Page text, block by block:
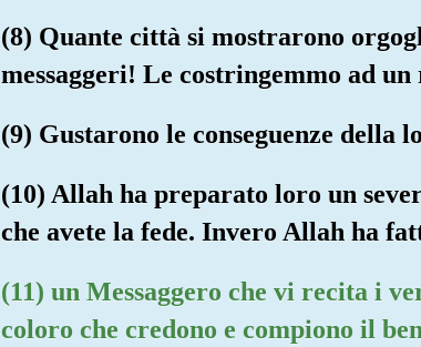
(8) Quante città si mostrarono
messaggeri! Le costringemmo ad
(9) Gustarono le conseguenze della
(10) Allah ha preparato loro un
che avete la fede. Invero Allah ha
(11) un Messaggero che vi recita i
coloro che credono e compiono il